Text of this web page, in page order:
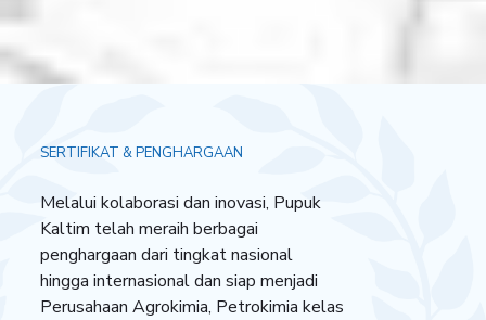
SERTIFIKAT & PENGHARGAAN
Melalui kolaborasi dan inovasi, Pupuk
Kaltim telah meraih berbagai
penghargaan dari tingkat nasional
hingga internasional dan siap menjadi
Perusahaan Agrokimia, Petrokimia kelas